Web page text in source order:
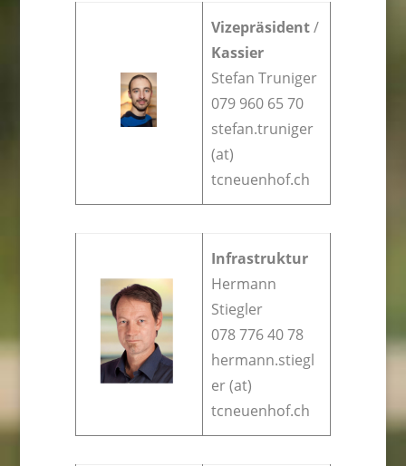
Vizepräsident/
Kassier
Stefan Truniger
079 960 65 70
stefan.truniger
(at)
tcneuenhof.ch
Infrastruktur
Hermann
Stiegler
078 776 40 78
hermann.stiegl
er (at)
tcneuenhof.ch